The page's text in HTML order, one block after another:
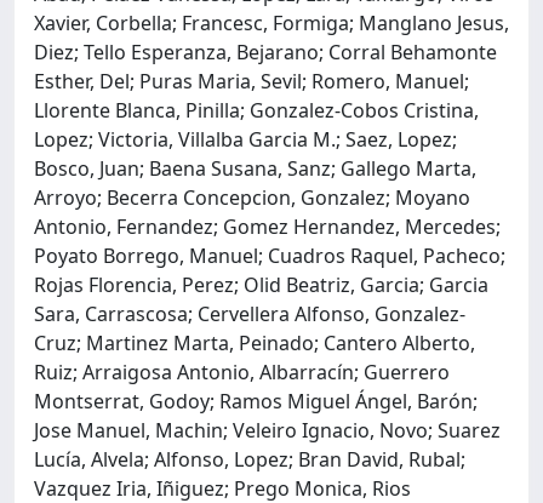
Xavier, Corbella; Francesc, Formiga; Manglano Jesus,
Diez; Tello Esperanza, Bejarano; Corral Behamonte
Esther, Del; Puras Maria, Sevil; Romero, Manuel;
Llorente Blanca, Pinilla; Gonzalez-Cobos Cristina,
Lopez; Victoria, Villalba Garcia M.; Saez, Lopez;
Bosco, Juan; Baena Susana, Sanz; Gallego Marta,
Arroyo; Becerra Concepcion, Gonzalez; Moyano
Antonio, Fernandez; Gomez Hernandez, Mercedes;
Poyato Borrego, Manuel; Cuadros Raquel, Pacheco;
Rojas Florencia, Perez; Olid Beatriz, Garcia; Garcia
Sara, Carrascosa; Cervellera Alfonso, Gonzalez-
Cruz; Martinez Marta, Peinado; Cantero Alberto,
Ruiz; Arraigosa Antonio, Albarracín; Guerrero
Montserrat, Godoy; Ramos Miguel Ángel, Barón;
Jose Manuel, Machin; Veleiro Ignacio, Novo; Suarez
Lucía, Alvela; Alfonso, Lopez; Bran David, Rubal;
Vazquez Iria, Iñiguez; Prego Monica, Rios